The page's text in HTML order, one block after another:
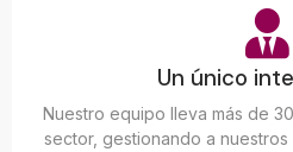
Un único
Nuestro equipo lleva más de
sector, gestionando a